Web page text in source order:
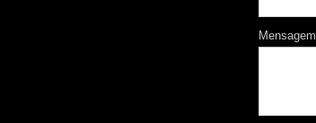
Mensagem